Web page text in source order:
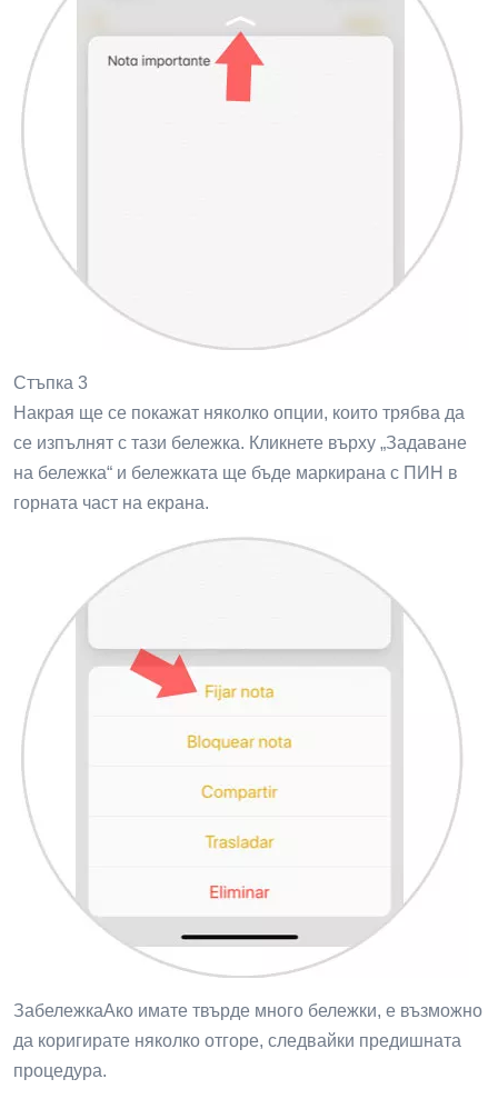
Стъпка 3
Накрая ще се покажат няколко опции, които трябва да
се изпълнят с тази бележка. Кликнете върху „Задаване
на бележка“ и бележката ще бъде маркирана с ПИН в
горната част на екрана.
ЗабележкаАко имате твърде много бележки, е възможно
да коригирате няколко отгоре, следвайки предишната
процедура.